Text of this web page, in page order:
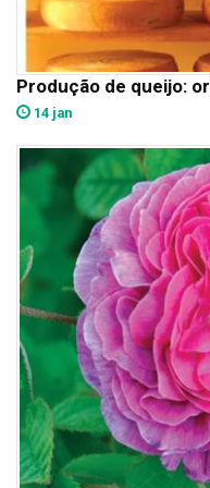
Produção de queijo:
14 jan